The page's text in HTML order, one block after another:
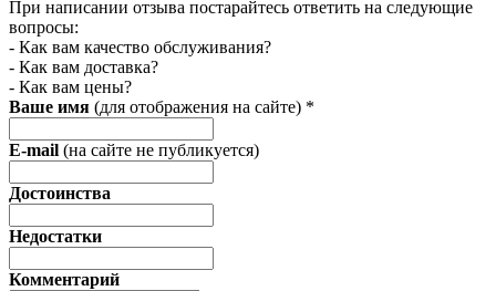
При написании отзыва постарайтесь ответить на следующие
вопросы:
- Как вам качество обслуживания?
- Как вам доставка?
- Как вам цены?
Ваше имя (для отображения на сайте) *
E-mail (на сайте не публикуется)
Достоинства
Недостатки
Комментарий